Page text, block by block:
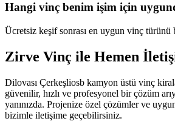
Hangi vinç benim işim için
Ücretsiz keşif sonrası en uygun vinç
Zirve Vinç ile Hemen
Dilovası Çerkeşliosb kamyon üstü vinç
güvenilir, hızlı ve profesyonel bir çözüm
yanınızda. Projenize özel çözümler ve
bizimle iletişime geçebilirsiniz.